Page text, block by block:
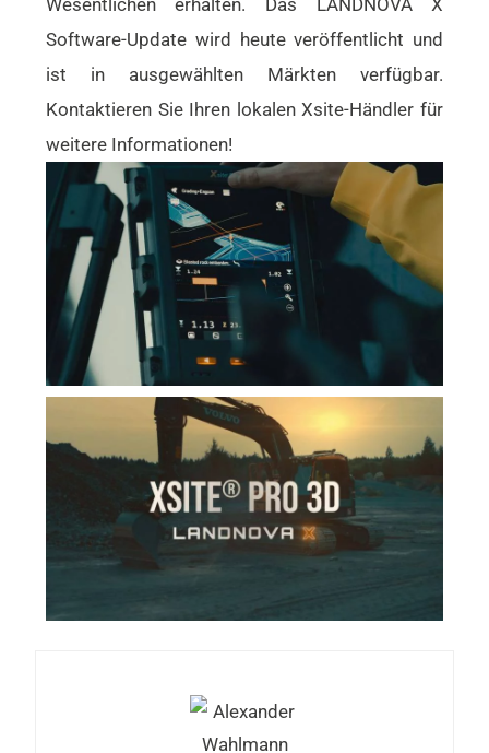
Software-Update wird heute veröffentlicht und
ist in ausgewählten Märkten verfügbar.
Kontaktieren Sie Ihren lokalen Xsite-Händler für
weitere Informationen!